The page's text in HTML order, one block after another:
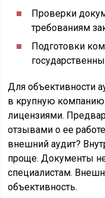
Проверки
требованиям
Подготовки
Для объективности
в крупную
лицензиями.
отзывами о ее
внешний аудит?
проще. Документы
специалистам.
объективность.